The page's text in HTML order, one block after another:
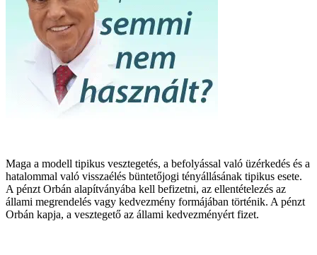
Maga a modell tipikus vesztegetés, a befolyással való üzérkedés és a
hatalommal való visszaélés büntetőjogi tényállásának tipikus esete.
A pénzt Orbán alapítványába kell befizetni, az ellentételezés az
állami megrendelés vagy kedvezmény formájában történik. A pénzt
Orbán kapja, a vesztegető az állami kedvezményért fizet.